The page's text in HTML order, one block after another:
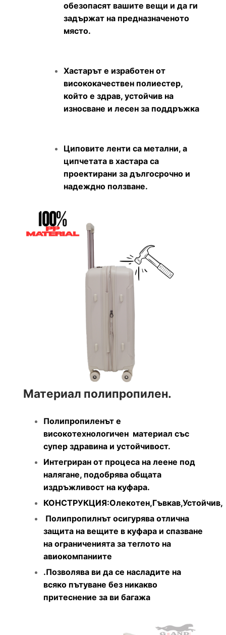
обезопасят вашите вещи и да ги
задържат на предназначеното
място.
Хастарът е изработен от
висококачествен полиестер,
който е здрав, устойчив на
износване и лесен за поддръжка
Циповите ленти са метални, а
ципчетата в хастара са
проектирани за дългосрочно и
надеждно ползване.
Материал полипропилен.
Полипропиленът е
високотехнологичен материал със
супер здравина и устойчивост.
Интегриран от процеса на леене под
налягане, подобрява общата
издръжливост на куфара.
КОНСТРУКЦИЯ:Олекотен,Гъвкав,Устойчив,
Полипропилнът осигурява отлична
защита на вещите в куфара и спазване
на ограниченията за теглото на
авиокомпаниите
.Позволява ви да се насладите на
всяко пътуване без никакво
притеснение за ви багажа